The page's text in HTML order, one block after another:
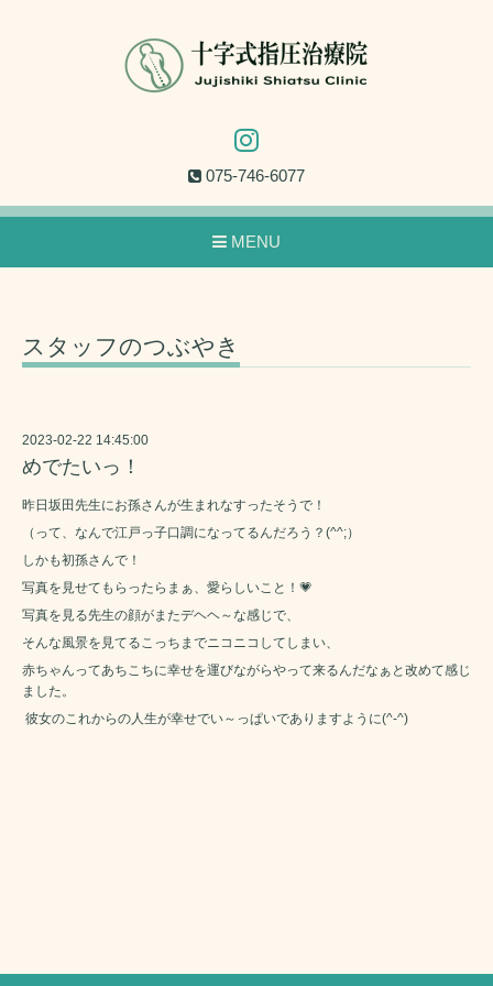
075-746-6077
MENU
スタッフのつぶやき
2023-02-22 14:45:00
めでたいっ！
昨日坂田先生にお孫さんが生まれなすったそうで！
（って、なんで江戸っ子口調になってるんだろう？(^^;）
しかも初孫さんで！
写真を見せてもらったらまぁ、愛らしいこと！💗
写真を見る先生の顔がまたデヘヘ～な感じで、
そんな風景を見てるこっちまでニコニコしてしまい、
赤ちゃんってあちこちに幸せを運びながらやって来るんだなぁと改めて感じ
ました。
彼女のこれからの人生が幸せでい～っぱいでありますように(^-^)